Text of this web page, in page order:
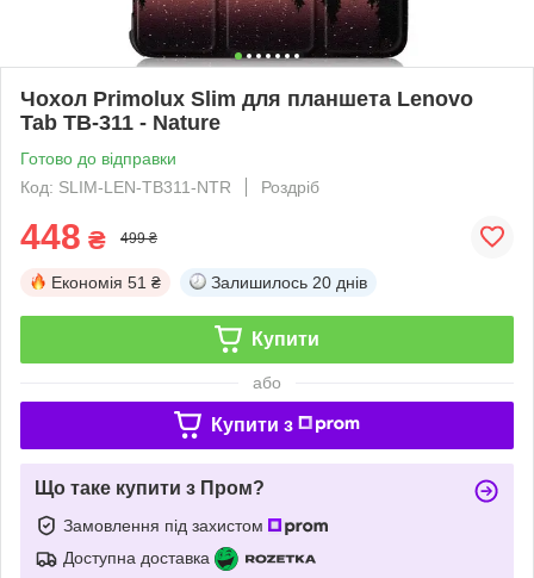
Чохол Primolux Slim для планшета Lenovo
Tab TB-311 - Nature
Готово до відправки
Код: SLIM-LEN-TB311-NTR
Роздріб
448 ₴ 499 ₴
Економія 51 ₴ Залишилось 20 днів
Купити
або
Купити з
Що таке купити з Пром?
Замовлення під захистом
Доступна доставка